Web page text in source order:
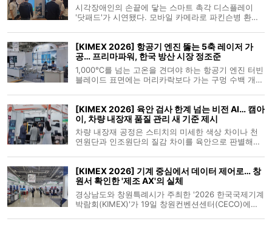
시각장애인의 손끝에 닿는 스마트 촉각 디스플레이
'닷패드'가 시연됐다. 모바일 카메라로 파킨슨병 환자
회의소 회관에 마련된 체험존의 풍경이다. 첨단 기술
이 사회적 약자의 일상을 어떻
[KIMEX 2026] 항공기 엔진 뚫는 5축 레이저 가
공… 프리마파워, 한국 방산 시장 정조준
1,000℃를 넘는 고온을 견뎌야 하는 항공기 엔진 터빈
블레이드 표면에는 머리카락보다 가는 구멍 수백 개가
센터(CECO)에서 열리고 있는 한국국제기계박람회
(KIMEX 2026)에 참가해 항공우주
[KIMEX 2026] 육안 검사 한계 넘는 비전 AI… 캠아
이, 차량 내장재 품질 관리 새 기준 제시
차량 내장재 공정은 스티치의 미세한 색상 차이나 천
연원단과 인조원단의 질감 차이를 육안으로 판별해야
제조 현장의 대안으로 떠오르고 있다. 교원 창업 벤처
기업 캠아이(CAMEYE)
[KIMEX 2026] 기계 중심에서 데이터 제어로… 창
원서 확인한 '제조 AX'의 실체
경상남도와 창원특례시가 주최한 '2026 한국국제기계
박람회(KIMEX)'가 19일 창원컨벤션센터(CECO)에서